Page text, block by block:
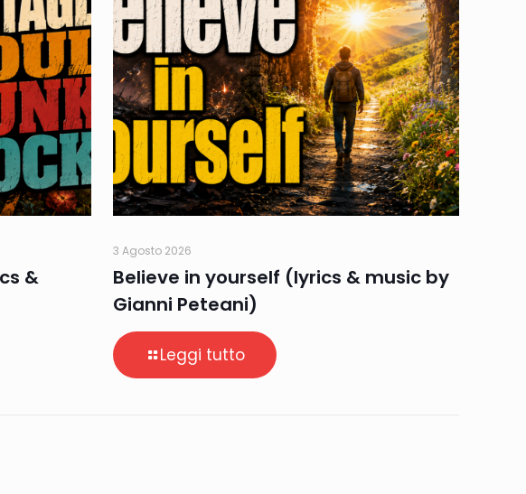
&
3 Agosto 2026
Believe in yourself (lyrics & music by
Gianni Peteani)
Leggi tutto